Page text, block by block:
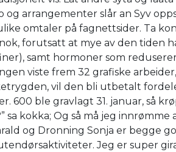
og arrangementer slår an Syv
omtaler på fagnettsider. Ta
forutsatt at mye av den tiden
samt hormoner som
viste frem 32 grafiske
vil den bli utbetalt
600 ble gravlagt 31. januar, så
sa kokka; Og så må jeg
og Dronning Sonja er begge
Jeg er super